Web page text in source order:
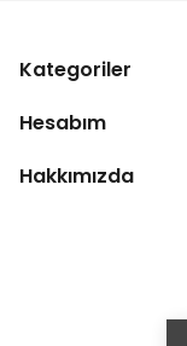
Kategoriler
Hesabım
Hakkımızda